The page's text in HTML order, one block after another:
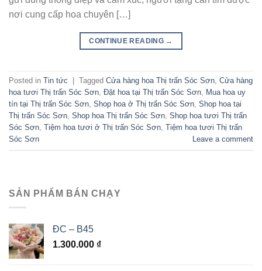
nơi cung cấp hoa chuyên […]
CONTINUE READING →
Posted in Tin tức Tagged Cửa hàng hoa Thị trấn Sóc Sơn Cửa hàng
hoa tươi Thị trấn Sóc Sơn Đặt hoa tại Thị trấn Sóc Sơn
Mua hoa uy
tín tại Thị trấn Sóc Sơn Shop hoa ở Thị trấn Sóc Sơn Shop hoa tại
Thị trấn Sóc Sơn Shop hoa Thị trấn Sóc Sơn Shop hoa tươi Thị trấn
Sóc Sơn Tiệm hoa tươi ở Thị trấn Sóc Sơn Tiệm hoa tươi Thị trấn
Sóc Sơn
Leave a comment
SẢN PHẨM BÁN CHẠY
ĐC – B45
1.300.000 ₫